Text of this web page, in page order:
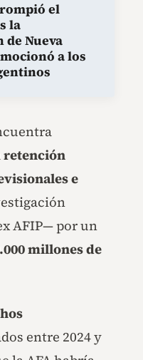
el
la
Nueva
a los
retención
e
AFIP— por un
millones de
entre 2024 y